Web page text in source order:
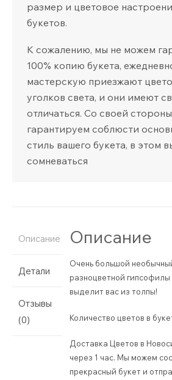
размер и цветовое
букетов.
К сожалению, мы не можем
100% копию букета,
мастерскую приезжают
уголков света, и они имеют
отличаться. Со своей
гарантируем соблюсти
стиль вашего букета, в этом
сомневаться
Описание
Детали
Отзывы
(0)
Описание
Очень большой
разноцветной
выделит вас из толпы!
Количество цветов в
Доставка Цветов в
через 1 час. Мы можем
прекрасный букет и